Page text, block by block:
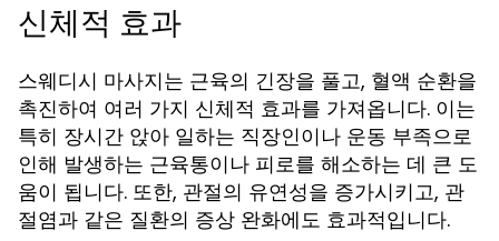
신체적 효과
스웨디시 마사지는 근육의 긴장을 풀고, 혈액 순환을
촉진하여 여러 가지 신체적 효과를 가져옵니다. 이는
특히 장시간 앉아 일하는 직장인이나 운동 부족으로
인해 발생하는 근육통이나 피로를 해소하는 데 큰 도
움이 됩니다. 또한, 관절의 유연성을 증가시키고, 관
절염과 같은 질환의 증상 완화에도 효과적입니다.